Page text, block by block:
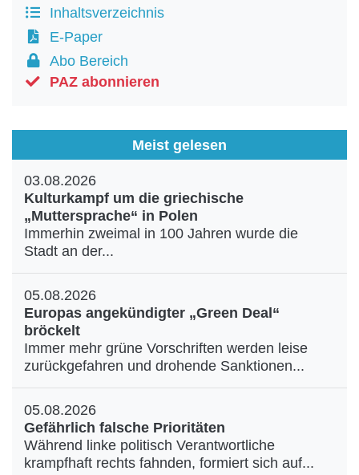
Inhaltsverzeichnis
E-Paper
Abo Bereich
PAZ abonnieren
Meist gelesen
03.08.2026
Kulturkampf um die griechische
„Muttersprache“ in Polen
Immerhin zweimal in 100 Jahren wurde die
Stadt an der...
05.08.2026
Europas angekündigter „Green Deal“
bröckelt
Immer mehr grüne Vorschriften werden leise
zurückgefahren und drohende Sanktionen...
05.08.2026
Gefährlich falsche Prioritäten
Während linke politisch Verantwortliche
krampfhaft rechts fahnden, formiert sich auf...